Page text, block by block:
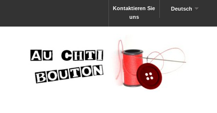
Deutsch
Kontaktieren Sie
uns